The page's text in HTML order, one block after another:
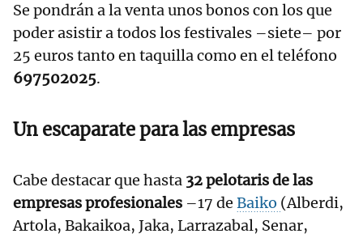
Se pondrán a la venta unos bonos con los que
poder asistir a todos los festivales –siete– por
25 euros tanto en taquilla como en el teléfono
697502025.
Un escaparate para las empresas
Cabe destacar que hasta 32 pelotaris de las
empresas profesionales –17 de Baiko (Alberdi,
Artola, Bakaikoa, Jaka, Larrazabal, Senar,